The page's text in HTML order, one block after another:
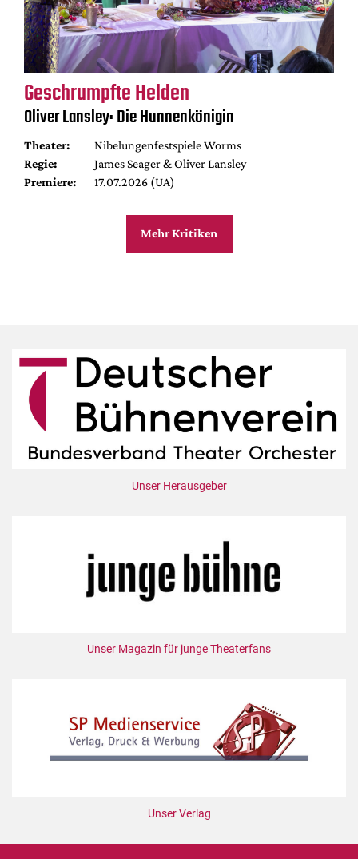
Geschrumpfte Helden
Oliver Lansley: Die Hunnenkönigin
Theater:
Nibelungenfestspiele Worms
Regie:
James Seager & Oliver Lansley
Premiere:
17.07.2026 (UA)
Mehr Kritiken
Unser Herausgeber
Unser Magazin für junge Theaterfans
Unser Verlag